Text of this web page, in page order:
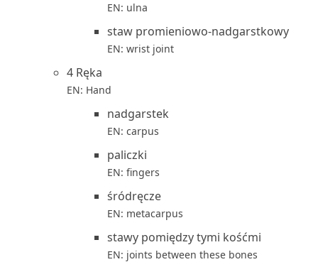
EN: ulna
staw promieniowo-nadgarstkowy
EN: wrist joint
4 Ręka
EN: Hand
nadgarstek
EN: carpus
paliczki
EN: fingers
śródręcze
EN: metacarpus
stawy pomiędzy tymi kośćmi
EN: joints between these bones